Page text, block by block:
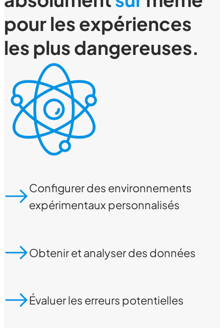
pour les expériences
les plus dangereuses.
Configurer des environnements
expérimentaux personnalisés
Obtenir et analyser des données
Évaluer les erreurs potentielles